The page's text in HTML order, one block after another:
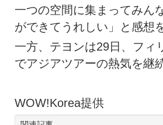
一つの空間に集まってみん
ができてうれしい」と感想
一方、テヨンは29日、フィ
でアジアツアーの熱気を継
WOW!Korea提供